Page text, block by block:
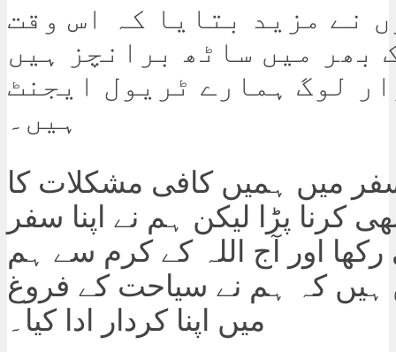
نے مزید بتایا کہ اس وقت
بھر میں ساٹھ برانچز ہیں
لوگ ہمارے ٹریول ایجنٹ
ہیں۔
میں ہمیں کافی مشکلات کا
کرنا پڑا لیکن ہم نے اپنا سفر
اور آج اللہ کے کرم سے ہم
کہ ہم نے سیاحت کے فروغ
میں اپنا کردار ادا کیا۔